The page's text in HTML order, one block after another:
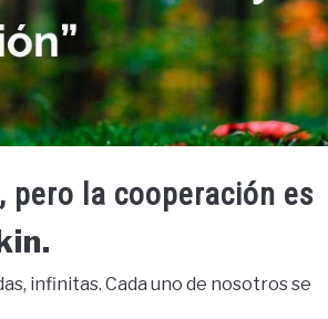
pero la cooperación es
infinitas. Cada uno de nosotros se